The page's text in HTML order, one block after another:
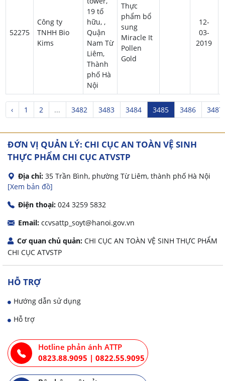
52275
Công ty
TNHH Bio
Kims
19 tố
hữu, ,
Quận
Nam Từ
Liêm,
Thành
phố Hà
Nội
Thực
phẩm bổ
sung
Miracle It
Pollen
Gold
12-
03-
2019
‹ 1 2 ... 3482 3483 3484 3485 3486 3487
ĐƠN VỊ QUẢN LÝ: CHI CỤC AN TOÀN VỆ SINH
THỰC PHẨM CHI CỤC ATVSTP
Địa chỉ: 35 Trần Bình, phường Từ Liêm, thành phố Hà Nội
[Xem bản đồ]
Điện thoại: 024 3259 5832
Email: ccvsattp_soyt@hanoi.gov.vn
Cơ quan chủ quản: CHI CỤC AN TOÀN VỆ SINH THỰC PHẨM
CHI CỤC ATVSTP
HỖ TRỢ
Hướng dẫn sử dụng
Hỗ trợ
Hotline phản ánh ATTP
0823.88.9095 | 0822.55.9095